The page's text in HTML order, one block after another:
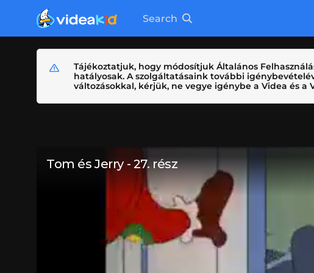
Search
Tájékoztatjuk, hogy módosítjuk Általános
hatályosak. A szolgáltatásaink további
változásokkal, kérjük, ne vegye igénybe a Videa és a